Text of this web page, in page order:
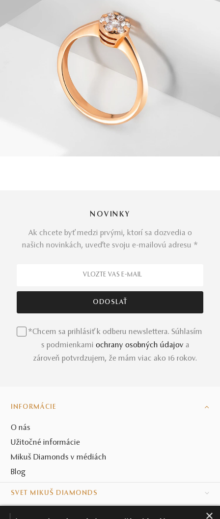
NOVINKY
Ak chcete byť medzi prvými, ktorí sa dozvedia o
našich novinkách, uveďte svoju e-mailovú adresu *
*Chcem sa prihlásiť k odberu newslettera. Súhlasím
s podmienkami ochrany osobných údajov a
zároveň potvrdzujem, že mám viac ako 16 rokov.
INFORMÁCIE
O nás
Užitočné informácie
Mikuš Diamonds v médiách
Blog
SVET MIKUŠ DIAMONDS
×